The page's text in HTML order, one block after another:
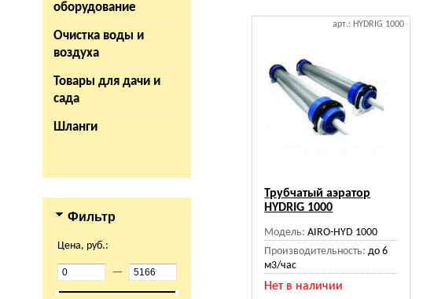
оборудование
Очистка воды и
воздуха
Товары для дачи и
сада
Шланги
Фильтр
Цена, руб.:
—
арт.: HYDRIG 1000
Трубчатый аэратор
HYDRIG 1000
Модель: AIRO-HYD 1000
Производительность: до 6
м3/час
Нет в наличии